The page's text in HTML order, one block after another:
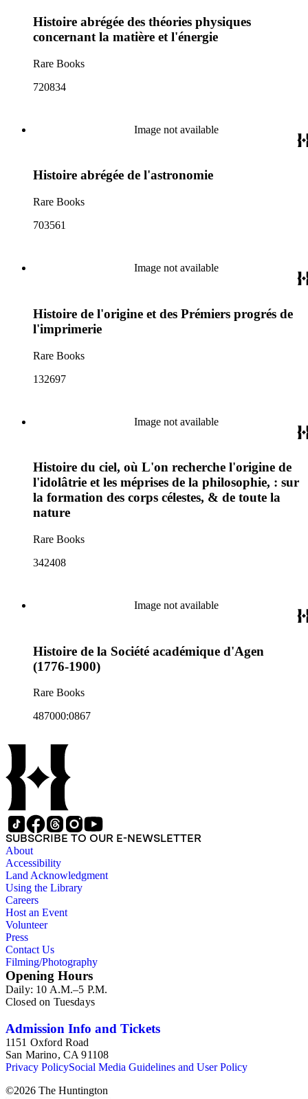
Histoire abrégée des théories physiques
concernant la matière et l'énergie
Rare Books
720834
Image not available
Histoire abrégée de l'astronomie
Rare Books
703561
Image not available
Histoire de l'origine et des Prémiers progrés de
l'imprimerie
Rare Books
132697
Image not available
Histoire du ciel, où L'on recherche l'origine de
l'idolâtrie et les méprises de la philosophie, : sur
la formation des corps célestes, & de toute la
nature
Rare Books
342408
Image not available
Histoire de la Société académique d'Agen
(1776-1900)
Rare Books
487000:0867
SUBSCRIBE TO OUR E-NEWSLETTER
About
Accessibility
Land Acknowledgment
Using the Library
Careers
Host an Event
Volunteer
Press
Contact Us
Filming/Photography
Opening Hours
Daily: 10 A.M.–5 P.M.
Closed on Tuesdays
Admission Info and Tickets
1151 Oxford Road
San Marino, CA 91108
Privacy PolicySocial Media Guidelines and User Policy
©2026 The Huntington